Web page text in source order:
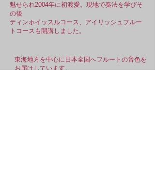
魅せられ2004年に初渡愛。 現地で奏法を学びそ
の後
ティンホイッスルコース、アイリッシュフルー
トコースも開講しました。
​東海地方を中心に日本全国へフルートの音色を
お届けしています。